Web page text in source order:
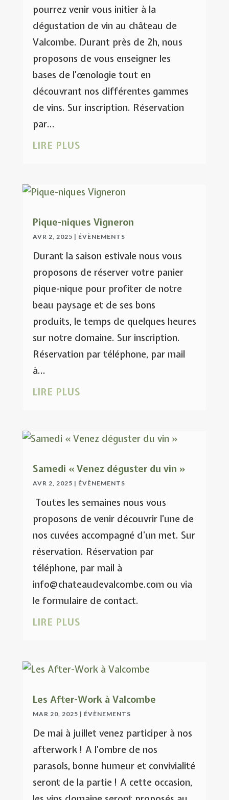
pourrez venir vous initier à la
dégustation de vin au château de
Valcombe. Durant près de 2h, nous
proposons de vous enseigner les
bases de l’œnologie tout en
découvrant nos différentes gammes
de vins. Sur inscription. Réservation
par...
LIRE PLUS
Pique-niques Vigneron
AVR 2, 2025 | ÉVÈNEMENTS
Durant la saison estivale nous vous
proposons de réserver votre panier
pique-nique pour profiter de notre
beau paysage et de ses bons
produits, le temps de quelques heures
sur notre domaine. Sur inscription.
Réservation par téléphone, par mail
à...
LIRE PLUS
Samedi « Venez déguster du vin »
AVR 2, 2025 | ÉVÈNEMENTS
Toutes les semaines nous vous
proposons de venir découvrir l’une de
nos cuvées accompagné d’un met. Sur
réservation. Réservation par
téléphone, par mail à
info@chateaudevalcombe.com ou via
le formulaire de contact.
LIRE PLUS
Les After-Work à Valcombe
MAR 20, 2025 | ÉVÈNEMENTS
De mai à juillet venez participer à nos
afterwork ! A l’ombre de nos
parasols, bonne humeur et convivialité
seront de la partie ! A cette occasion,